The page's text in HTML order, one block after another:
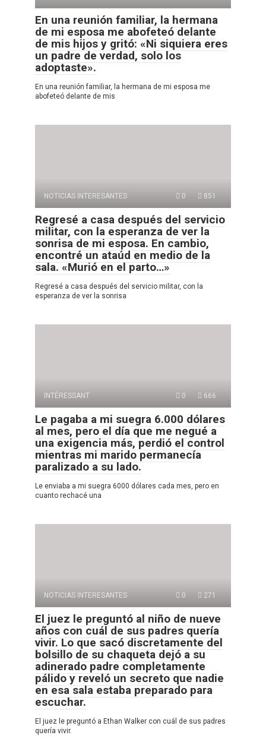
En una reunión familiar, la hermana
de mi esposa me abofeteó delante
de mis hijos y gritó: «Ni siquiera eres
un padre de verdad, solo los
adoptaste».
En una reunión familiar, la hermana de mi esposa me
abofeteó delante de mis
NOTICIAS INTERESANTES 0 851
Regresé a casa después del servicio
militar, con la esperanza de ver la
sonrisa de mi esposa. En cambio,
encontré un ataúd en medio de la
sala. «Murió en el parto…»
Regresé a casa después del servicio militar, con la
esperanza de ver la sonrisa
INTÉRESSANT 0 666
Le pagaba a mi suegra 6.000 dólares
al mes, pero el día que me negué a
una exigencia más, perdió el control
mientras mi marido permanecía
paralizado a su lado.
Le enviaba a mi suegra 6000 dólares cada mes, pero en
cuanto rechacé una
NOTICIAS INTERESANTES 0 271
El juez le preguntó al niño de nueve
años con cuál de sus padres quería
vivir. Lo que sacó discretamente del
bolsillo de su chaqueta dejó a su
adinerado padre completamente
pálido y reveló un secreto que nadie
en esa sala estaba preparado para
escuchar.
El juez le preguntó a Ethan Walker con cuál de sus padres
quería vivir.